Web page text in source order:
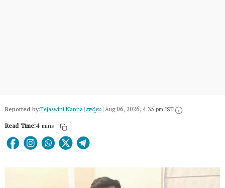
Reported by:Tejaswini Nanna|వార్త‌లు|Aug 06, 2026, 4:35 pm IST
Read Time:4 mins